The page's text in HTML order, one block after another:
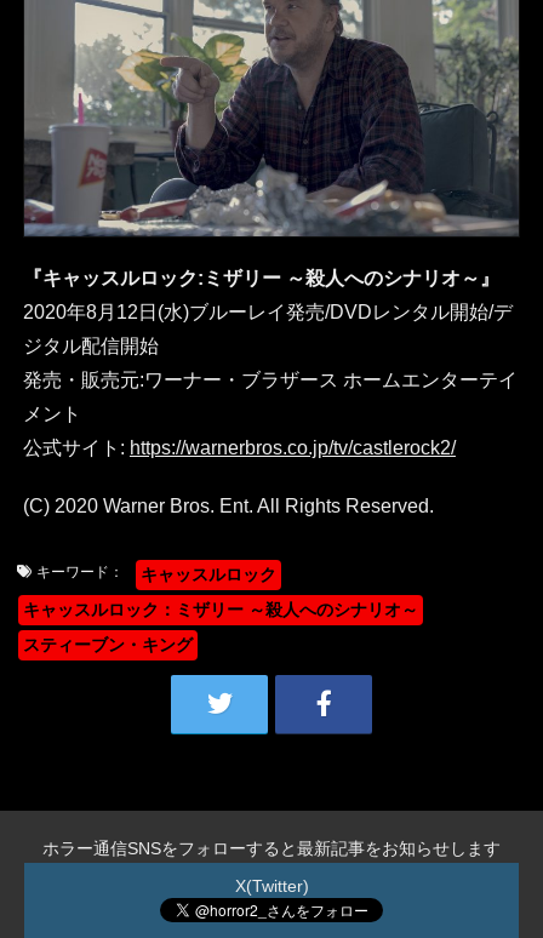
『キャッスルロック:ミザリー ～殺人へのシナリオ～』
2020年8月12日(水)ブルーレイ発売/DVDレンタル開始/デ
ジタル配信開始
発売・販売元:ワーナー・ブラザース ホームエンターテイ
メント
公式サイト: https://warnerbros.co.jp/tv/castlerock2/
(C) 2020 Warner Bros. Ent. All Rights Reserved.
キーワード：
キャッスルロック
キャッスルロック：ミザリー ～殺人へのシナリオ～
スティーブン・キング
ホラー通信SNSをフォローすると最新記事をお知らせします
X(Twitter)